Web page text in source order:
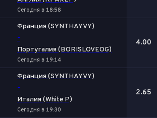
Сегодня в 18:58
Франция (SYNTHAYVY)
-
Португалия (BORISLOVEOG)
Сегодня в 19:14
4.00
Франция (SYNTHAYVY)
-
Италия (White P)
Сегодня в 19:30
2.65